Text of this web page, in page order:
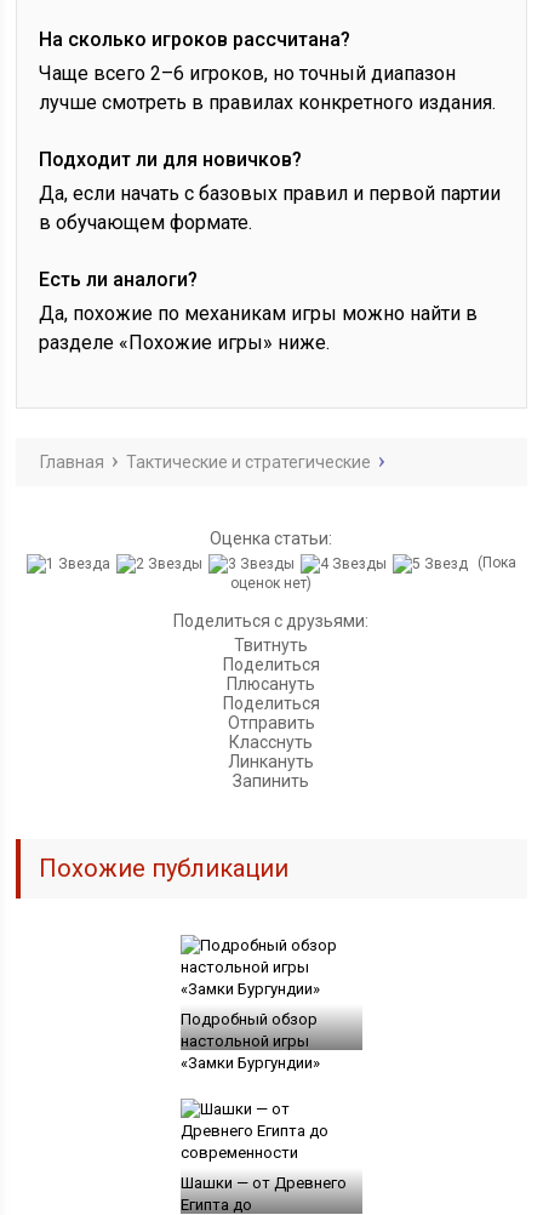
На сколько игроков рассчитана?
Чаще всего 2–6 игроков, но точный диапазон
лучше смотреть в правилах конкретного издания.
Подходит ли для новичков?
Да, если начать с базовых правил и первой партии
в обучающем формате.
Есть ли аналоги?
Да, похожие по механикам игры можно найти в
разделе «Похожие игры» ниже.
Главная Тактические и стратегические
Оценка статьи:
(Пока
оценок нет)
Поделиться с друзьями:
Твитнуть
Поделиться
Плюсануть
Поделиться
Отправить
Класснуть
Линкануть
Запинить
Похожие публикации
Подробный обзор
настольной игры
«Замки Бургундии»
Шашки — от Древнего
Египта до